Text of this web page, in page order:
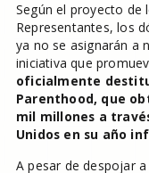
Según el proyecto de
Representantes, los
ya no se asignarán a
iniciativa que
oficialmente
Parenthood, que
mil millones a
Unidos en su año
A pesar de despojar